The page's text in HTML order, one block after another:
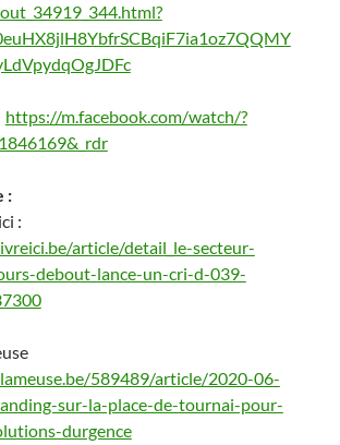
https://m.facebook.com/watch/?
:
:
article/detail_le-secteur-
debout-lance-un-cri-d-039-
589489/article/2020-06-
sur-la-place-de-tournai-pour-
durgence